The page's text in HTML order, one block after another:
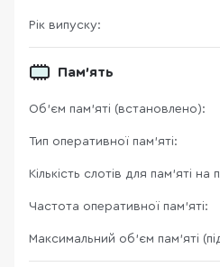
Рік випуску:
Пам'ять
Об’єм пам’яті (встановлено):
Тип оперативної пам’яті:
Кількість слотів для пам'яті на
Частота оперативної пам'яті:
Максимальний об’єм пам’яті